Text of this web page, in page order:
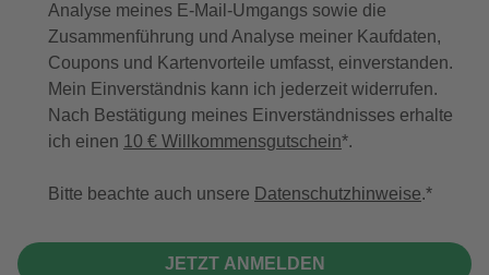
Analyse meines E-Mail-Umgangs sowie die
Zusammenführung und Analyse meiner Kaufdaten,
Coupons und Kartenvorteile umfasst, einverstanden.
Mein Einverständnis kann ich jederzeit widerrufen.
Nach Bestätigung meines Einverständnisses erhalte
ich einen 10 € Willkommensgutschein*.
Bitte beachte auch unsere Datenschutzhinweise.
JETZT ANMELDEN